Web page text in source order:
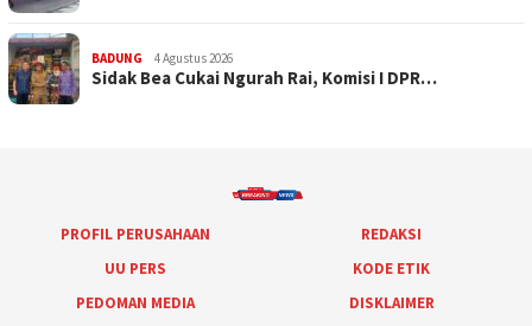
BADUNG 4 Agustus 2026
Sidak Bea Cukai Ngurah Rai, Komisi I DPR…
PROFIL PERUSAHAAN
REDAKSI
UU PERS
KODE ETIK
PEDOMAN MEDIA
DISKLAIMER